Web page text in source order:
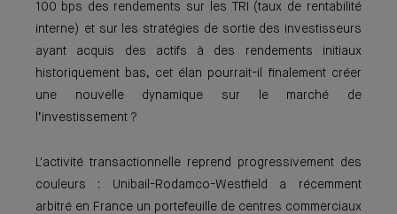
100 bps des rendements sur les TRI (taux de rentabilité
interne) et sur les stratégies de sortie des investisseurs
ayant acquis des actifs à des rendements initiaux
historiquement bas, cet élan pourrait-il finalement créer
une nouvelle dynamique sur le marché de
l’investissement ?
L'activité transactionnelle reprend progressivement des
couleurs : Unibail-Rodamco-Westfield a récemment
arbitré en France un portefeuille de centres commerciaux